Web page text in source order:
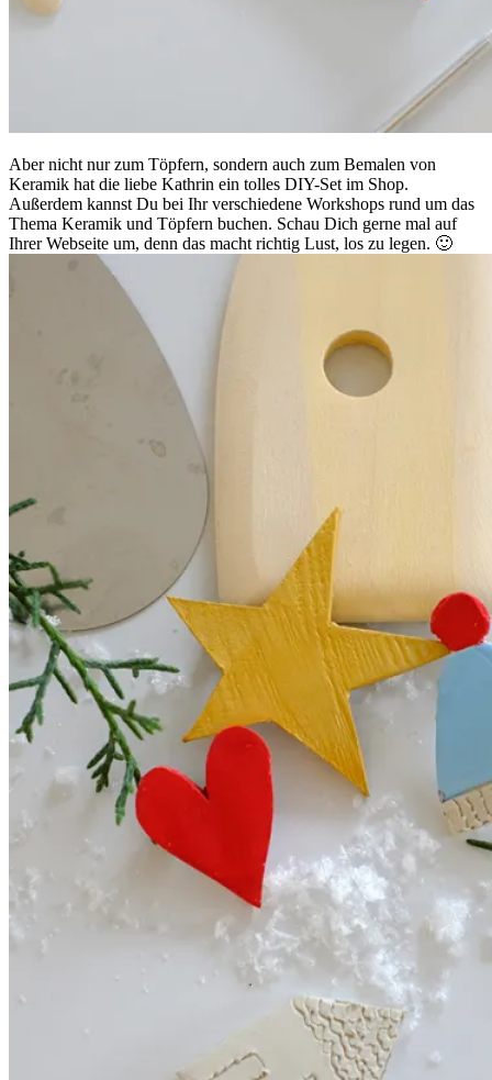
Aber nicht nur zum Töpfern, sondern auch zum Bemalen von
Keramik hat die liebe Kathrin ein tolles DIY-Set im Shop.
Außerdem kannst Du bei Ihr verschiedene Workshops rund um das
Thema Keramik und Töpfern buchen. Schau Dich gerne mal auf
Ihrer Webseite um, denn das macht richtig Lust, los zu legen. 🙂